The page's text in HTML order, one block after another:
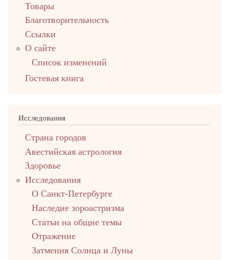
Товары
Благотворительность
Ссылки
О сайте
Список изменений
Гостевая книга
Исследования
Страна городов
Авестийская астрология
Здоровье
Исследования
О Санкт-Петербурге
Наследие зороастризма
Cтатьи на общие темы
Отражение
Затмения Солнца и Луны